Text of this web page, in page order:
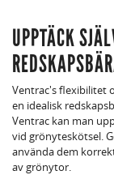
UPPTÄCK
Ventrac's flexibilitet
en idealisk
Ventrac kan man
vid grönyteskötsel.
använda dem
av grönytor.